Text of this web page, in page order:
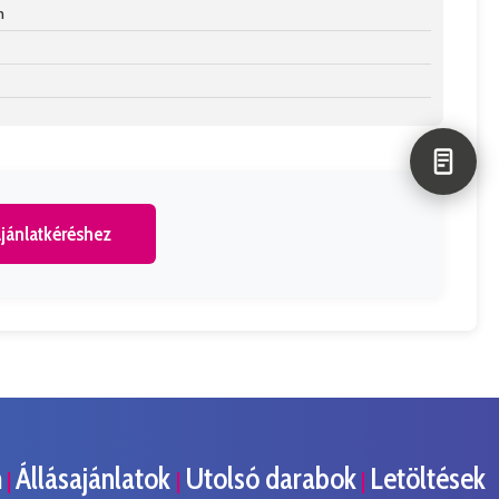
| Állásajánlatok | Utolsó darabok | Letöltések